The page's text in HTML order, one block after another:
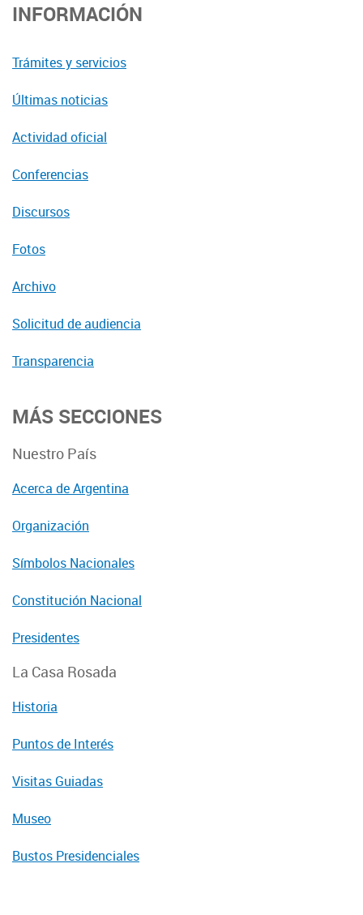
INFORMACIÓN
Trámites y servicios
Últimas noticias
Actividad oficial
Conferencias
Discursos
Fotos
Archivo
Solicitud de audiencia
Transparencia
MÁS SECCIONES
Nuestro País
Acerca de Argentina
Organización
Símbolos Nacionales
Constitución Nacional
Presidentes
La Casa Rosada
Historia
Puntos de Interés
Visitas Guiadas
Museo
Bustos Presidenciales